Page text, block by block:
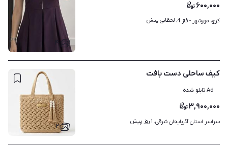
۴
۶۰۰,۰۰۰
کرج، مهرشهر - فاز 4، لحظاتی پیش
۲
کیف ساحلی دست بافت
Ad تابلو شده
۳,۹۰۰,۰۰۰
سراسر استان آذربایجان شرقی، ۱ روز پیش